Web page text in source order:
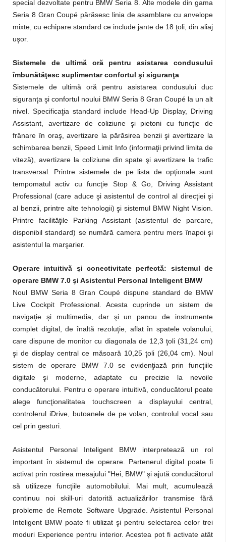
special dezvoltate pentru BMW Seria 8. Alte modele din gama
Seria 8 Gran Coupé părăsesc linia de asamblare cu anvelope
mixte, cu echipare standard ce include jante de 18 ţoli, din aliaj
uşor.
Sistemele de ultimă oră pentru asistarea condusului
îmbunătăţesc suplimentar confortul şi siguranţa
Sistemele de ultimă oră pentru asistarea condusului duc
siguranţa şi confortul noului BMW Seria 8 Gran Coupé la un alt
nivel. Specificaţia standard include Head-Up Display, Driving
Assistant, avertizare de coliziune şi pietoni cu funcţie de
frânare în oraş, avertizare la părăsirea benzii şi avertizare la
schimbarea benzii, Speed Limit Info (informaţii privind limita de
viteză), avertizare la coliziune din spate şi avertizare la trafic
transversal. Printre sistemele de pe lista de opţionale sunt
tempomatul activ cu funcţie Stop & Go, Driving Assistant
Professional (care aduce şi asistentul de control al direcţiei şi
al benzii, printre alte tehnologii) şi sistemul BMW Night Vision.
Printre facilităţile Parking Assistant (asistentul de parcare,
disponibil standard) se numără camera pentru mers înapoi şi
asistentul la marşarier.
Operare intuitivă şi conectivitate perfectă: sistemul de
operare BMW 7.0 şi Asistentul Personal Inteligent BMW
Noul BMW Seria 8 Gran Coupé dispune standard de BMW
Live Cockpit Professional. Acesta cuprinde un sistem de
navigaţie şi multimedia, dar şi un panou de instrumente
complet digital, de înaltă rezoluţie, aflat în spatele volanului,
care dispune de monitor cu diagonala de 12,3 ţoli (31,24 cm)
şi de display central ce măsoară 10,25 ţoli (26,04 cm). Noul
sistem de operare BMW 7.0 se evidenţiază prin funcţiile
digitale şi moderne, adaptate cu precizie la nevoile
conducătorului. Pentru o operare intuitivă, conducătorul poate
alege funcţionalitatea touchscreen a displayului central,
controlerul iDrive, butoanele de pe volan, controlul vocal sau
cel prin gesturi.
Asistentul Personal Inteligent BMW interpretează un rol
important în sistemul de operare. Partenerul digital poate fi
activat prin rostirea mesajului "Hei, BMW" şi ajută conducătorul
să utilizeze funcţiile automobilului. Mai mult, acumulează
continuu noi skill-uri datorită actualizărilor transmise fără
probleme de Remote Software Upgrade. Asistentul Personal
Inteligent BMW poate fi utilizat şi pentru selectarea celor trei
moduri Experience pentru interior. Acestea pot fi activate atât